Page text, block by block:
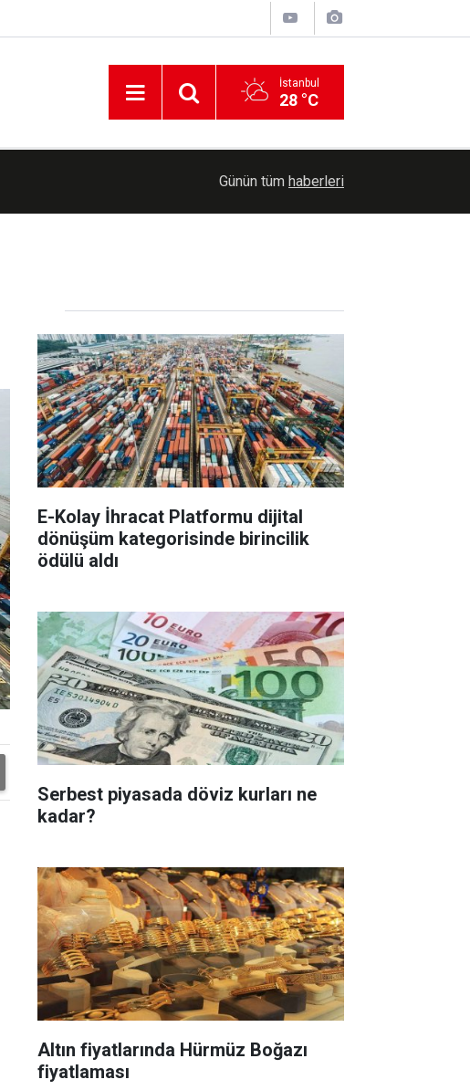
İstanbul
28 °C
Batman'da ailelere teknoloji bağımlılığı eğitimi
Günün tüm haberleri
E-Kolay İhracat Platformu dijital
dönüşüm kategorisinde birincilik
ödülü aldı
Serbest piyasada döviz kurları ne
kadar?
Altın fiyatlarında Hürmüz Boğazı
fiyatlaması